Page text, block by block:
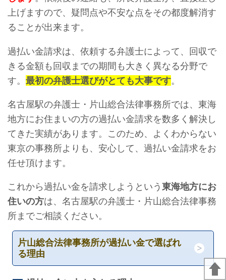
上げますので、疑問点や不安な点をその都度解消す
ることが出来ます。
過払い金請求は、依頼する弁護士によって、回収で
きる金額も回収までの期間も大きく異なる分野で
す。 最初の弁護士選びがとても大事です。
名古屋駅の弁護士・片山総合法律事務所では、東海
地方にお住まいの方の過払い金請求を数多く解決し
てきた実績があります。このため、よくわからない
東京の事務所よりも、安心して、過払い金請求をお
任せ頂けます。
これから過払い金を請求しようという東海地方にお
住いの方は、名古屋駅の弁護士・片山総合法律事務
所までご相談ください。
片山総合法律事務所が過払い金で選ばれ
る理由